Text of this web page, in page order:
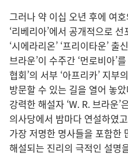
그러나 약 이십 오년 후에 여
‘리베리아’에서 공개적으로
‘시에라리온’ ‘프리이타운’ 출
브라운’이 수주간 ‘먼로비아’
협회’의 서부 ‘아프리카’ 지부
방문할 수 있는 길을 열어 놓
강력한 해설자 ‘W. R. 브라운’
의사당에서 밤마다 연설하였
가장 저명한 명사들을 포함한
해설되는 진리의 극적인 설명